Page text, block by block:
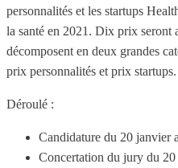
personnalités et les startups
la santé en 2021. Dix prix seront
décomposent en deux grandes
prix personnalités et prix startups.
Déroulé :
Candidature du 20 janvier
Concertation du jury du